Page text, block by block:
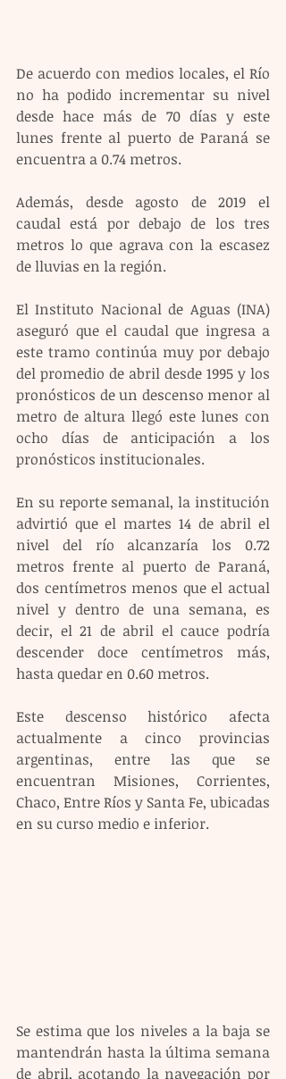
De acuerdo con medios locales, el Río
no ha podido incrementar su nivel
desde hace más de 70 días y este
lunes frente al puerto de Paraná se
encuentra a 0.74 metros.
Además, desde agosto de 2019 el
caudal está por debajo de los tres
metros lo que agrava con la escasez
de lluvias en la región.
El Instituto Nacional de Aguas (INA)
aseguró que el caudal que ingresa a
este tramo continúa muy por debajo
del promedio de abril desde 1995 y los
pronósticos de un descenso menor al
metro de altura llegó este lunes con
ocho días de anticipación a los
pronósticos institucionales.
En su reporte semanal, la institución
advirtió que el martes 14 de abril el
nivel del río alcanzaría los 0.72
metros frente al puerto de Paraná,
dos centímetros menos que el actual
nivel y dentro de una semana, es
decir, el 21 de abril el cauce podría
descender doce centímetros más,
hasta quedar en 0.60 metros.
Este descenso histórico afecta
actualmente a cinco provincias
argentinas, entre las que se
encuentran Misiones, Corrientes,
Chaco, Entre Ríos y Santa Fe, ubicadas
en su curso medio e inferior.
Se estima que los niveles a la baja se
mantendrán hasta la última semana
de abril, acotando la navegación por